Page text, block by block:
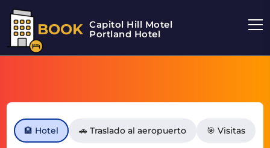
BOOK Capitol Hill Motel
Portland Hotel
🏨 Hotel 🚗 Traslado al aeropuerto 🎯 Visitas